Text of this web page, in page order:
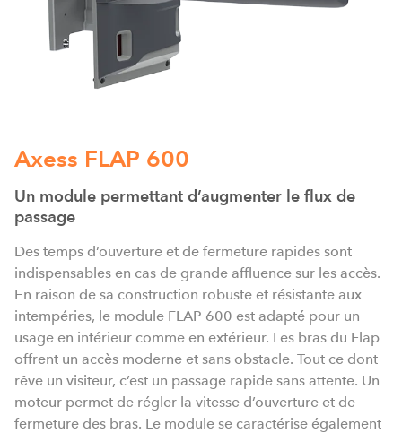
Axess FLAP 600
Un module permettant d’augmenter le flux de
passage
Des temps d’ouverture et de fermeture rapides sont
indispensables en cas de grande affluence sur les accès.
En raison de sa construction robuste et résistante aux
intempéries, le module FLAP 600 est adapté pour un
usage en intérieur comme en extérieur. Les bras du Flap
offrent un accès moderne et sans obstacle. Tout ce dont
rêve un visiteur, c’est un passage rapide sans attente. Un
moteur permet de régler la vitesse d’ouverture et de
fermeture des bras. Le module se caractérise également